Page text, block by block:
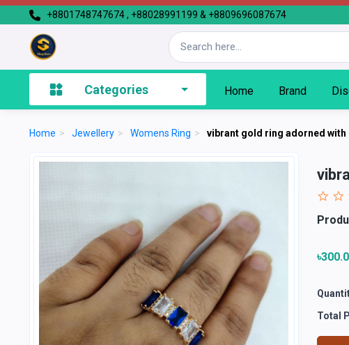
+8801748747674 , +88028991199 & +8809696087674
Categories Home Brand
Home > Jewellery > Womens Ring > vibrant gold ring adorned
Total